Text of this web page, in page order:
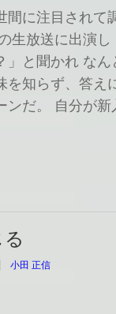
間に注目されて
生放送に出演し
」と聞かれ なん
を知らず、答え
ンだ。 自分が新
小田 正信